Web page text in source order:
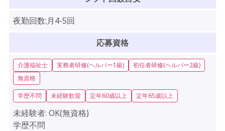
夜勤回数:月4-5回
応募資格
介護福祉士 実務者研修(ヘルパー1級)
初任者研修(ヘルパー2級)
無資格
学歴不問 未経験歓迎 定年60歳以上 定年65歳以上
未経験者: OK(無資格)
学歴不問